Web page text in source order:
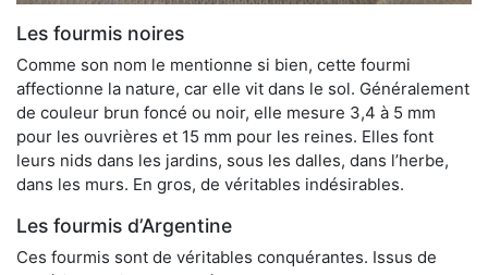
Les fourmis noires
Comme son nom le mentionne si bien, cette fourmi
affectionne la nature, car elle vit dans le sol. Généralement
de couleur brun foncé ou noir, elle mesure 3,4 à 5 mm
pour les ouvrières et 15 mm pour les reines. Elles font
leurs nids dans les jardins, sous les dalles, dans l’herbe,
dans les murs. En gros, de véritables indésirables.
Les fourmis d’Argentine
Ces fourmis sont de véritables conquérantes. Issus de